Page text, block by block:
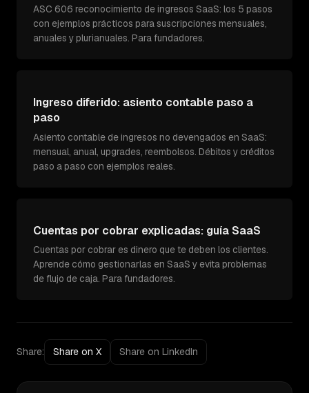
ASC 606 reconocimiento de ingresos SaaS: los 5 pasos
con ejemplos prácticos para suscripciones mensuales,
anuales y plurianuales. Para fundadores.
Ingreso diferido: asiento contable paso a
paso
Asiento contable de ingresos no devengados en SaaS:
mensual, anual, upgrades, reembolsos. Débitos y créditos
paso a paso con ejemplos reales.
Cuentas por cobrar explicadas: guía SaaS
Cuentas por cobrar es dinero que te deben los clientes.
Aprende cómo gestionarlas en SaaS y evita problemas
de flujo de caja. Para fundadores.
Share: Share on X Share on LinkedIn